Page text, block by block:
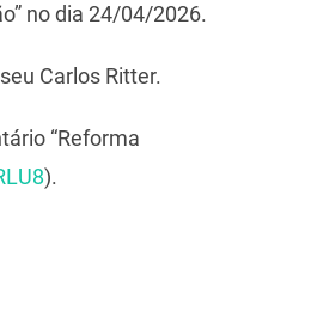
no dia 24/04/2026.
Carlos Ritter.
“Reforma
).